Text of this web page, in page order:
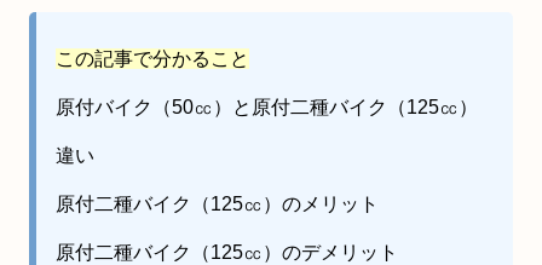
この記事で分かること
原付バイク（50㏄）と原付二種バイク（125㏄）
違い
原付二種バイク（125㏄）のメリット
原付二種バイク（125㏄）のデメリット